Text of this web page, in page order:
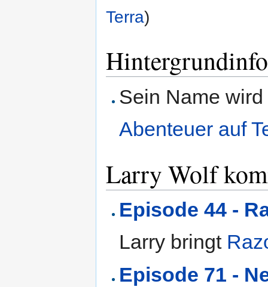
Terra)
Sein Name
Abenteuer auf
Larry Wolf
Episode 44 -
Larry bringt
Episode 71 -